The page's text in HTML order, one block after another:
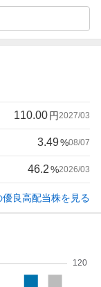
110.00円 2027/03
3.49%08/07
46.2%2026/03
良高配当株を見る